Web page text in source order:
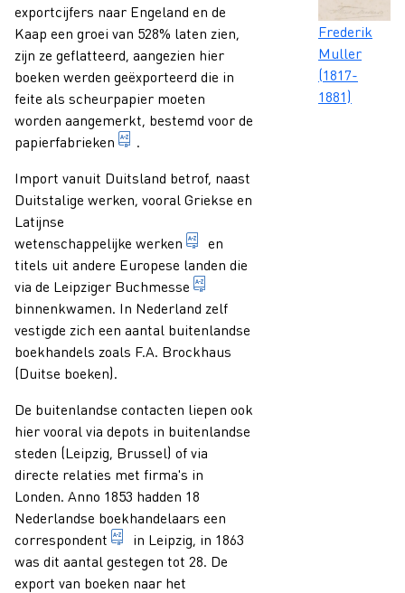
exportcijfers naar Engeland en de
Kaap een groei van 528% laten zien,
zijn ze geflatteerd, aangezien hier
boeken werden geëxporteerd die in
feite als scheurpapier moeten
worden aangemerkt, bestemd voor de
papierfabrieken
.
Import vanuit Duitsland betrof, naast
Duitstalige werken, vooral Griekse en
Latijnse
wetenschappelijke werken
specialistische publicaties
en
titels uit andere Europese landen die
via de Leipziger Buchmesse
binnenkwamen. In Nederland zelf
vestigde zich een aantal buitenlandse
boekhandels zoals F.A. Brockhaus
(Duitse boeken).
De buitenlandse contacten liepen ook
hier vooral via depots in buitenlandse
steden (Leipzig, Brussel) of via
directe relaties met firma's in
Londen. Anno 1853 hadden 18
Nederlandse boekhandelaars een
correspondent
boekverkoper met wie een uitgever(-
in Leipzig, in 1863
was dit aantal gestegen tot 28. De
export van boeken naar het
Caption
Frederik
Muller
(1817-
1881)